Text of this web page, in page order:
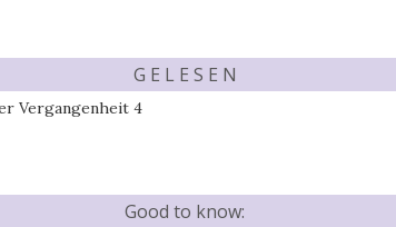
G E L E S E N
Vergangenheit 4
Good to know: